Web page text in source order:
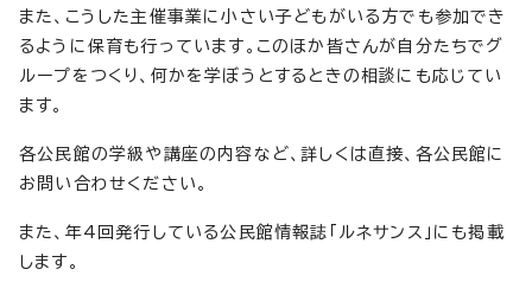
また、こうした主催事業に小さい子どもがいる方でも参加でき
るように保育も行っています。このほか皆さんが自分たちでグ
ループをつくり、何かを学ぼうとするときの相談にも応じてい
ます。
各公民館の学級や講座の内容など、詳しくは直接、各公民館に
お問い合わせください。
また、年4回発行している公民館情報誌「ルネサンス」にも掲載
します。